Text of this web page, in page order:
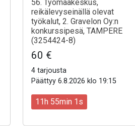
56. Työmaakeskus,
reikälevyseinällä olevat
työkalut, 2. Gravelon Oy:n
konkurssipesä, TAMPERE
(3254424-8)
60 €
4 tarjousta
Päättyy 6.8.2026 klo 19:15
11h 54min 59s